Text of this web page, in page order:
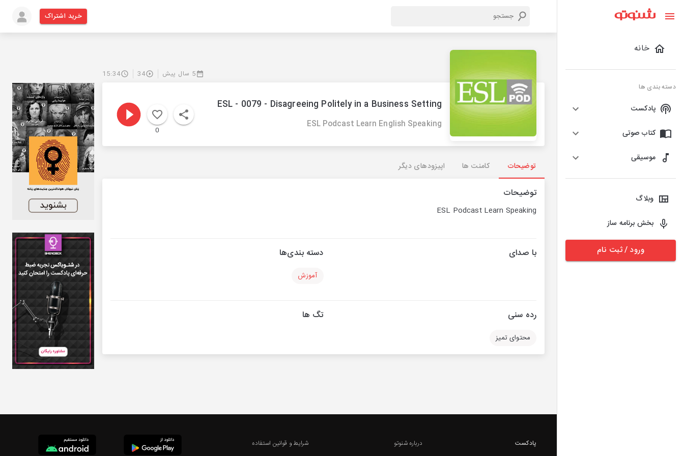
خانه
دسته بندی ها
پادکست
کتاب صوتی
موسیقی
وبلاگ
بخش برنامه ساز
ورود / ثبت نام
خرید اشتراک
5 سال پیش 34
15:34
ESL - 0079 - Disagreeing Politely in a Business Setting
ESL Podcast Learn English Speaking
0
توضیحات کامنت ها اپیزودهای دیگر
توضیحات
ESL Podcast Learn Speaking
با صدای دسته بندی‌ها
آموزش
رده سنی
محتوای تمیز
تگ ها
پادکست
درباره شنوتو
شرایط و قوانین استفاده